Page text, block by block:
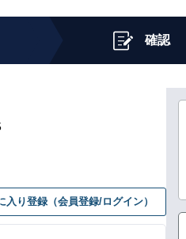
確認
入り登録（会員登録/ログイン）